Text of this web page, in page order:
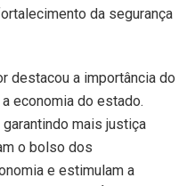
da segurança
destacou a importância do
economia do estado.
mais justiça
o bolso dos
e estimulam a